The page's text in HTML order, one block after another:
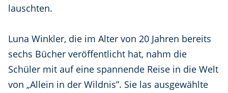
lauschten.
Luna Winkler, die im Alter von 20 Jahren bereits
sechs Bücher veröffentlicht hat, nahm die
Schüler mit auf eine spannende Reise in die Welt
von „Allein in der Wildnis”. Sie las ausgewählte